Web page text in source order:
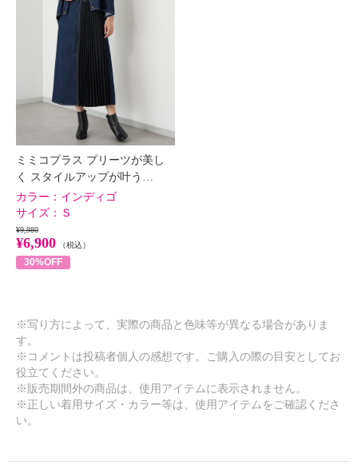
ミミコプラス プリーツが美し
く スタイルアップが叶う…
カラー： インディゴ
サイズ： Ｓ
¥9,980
¥6,900 （税込）
30%OFF
※写り方によって、実際の商品と色味等が異なる場合がありま
す。
※コメントは投稿者個人の感想です。ご購入の際の目安としてお
役立てください。
※販売期間外の商品は、使用アイテムに表示されません。
※正しい着用サイズ・カラー等は、使用アイテムをご確認くださ
い。